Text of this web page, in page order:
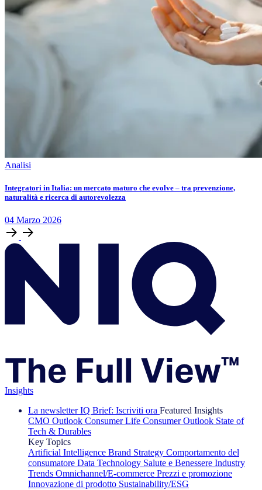
Analisi
Integratori in Italia: un mercato maturo che evolve – tra prevenzione,
naturalità e ricerca di autorevolezza
04 Marzo 2026
Insights
La newsletter IQ Brief: Iscriviti ora Featured Insights
CMO Outlook Consumer Life Consumer Outlook State of
Tech & Durables
Key Topics
Artificial Intelligence Brand Strategy Comportamento del
consumatore Data Technology Salute e Benessere Industry
Trends Omnichannel/E-commerce Prezzi e promozione
Innovazione di prodotto Sustainability/ESG